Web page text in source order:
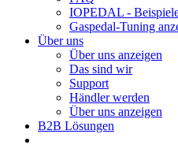
IOPEDAL -
Gaspedal-Tuning
Über uns
Über uns anzeigen
Das sind wir
Support
Händler werden
Über uns anzeigen
B2B Lösungen